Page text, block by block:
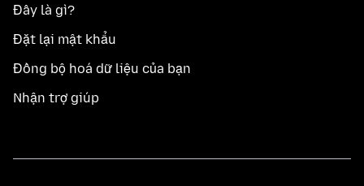
Đây là gì?
Đặt lại mật khẩu
Đồng bộ hoá dữ liệu của bạn
Nhận trợ giúp